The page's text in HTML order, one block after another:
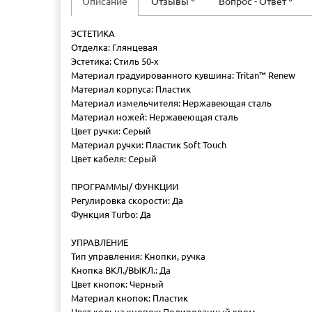
ЭСТЕТИКА
Отделка: Глянцевая
Эстетика: Стиль 50-х
Материал градуированного кувшина: Tritan™ Renew
Материал корпуса: Пластик
Материал измельчителя: Нержавеющая сталь
Материал ножей: Нержавеющая сталь
Цвет ручки: Серый
Материал ручки: Пластик Soft Touch
Цвет кабеля: Серый
ПРОГРАММЫ/ ФУНКЦИИ
Регулировка скорости: Да
Функция Turbo: Да
УПРАВЛЕНИЕ
Тип управления: Кнопки, ручка
Кнопка ВКЛ./ВЫКЛ.: Да
Цвет кнопок: Черный
Материал кнопок: Пластик